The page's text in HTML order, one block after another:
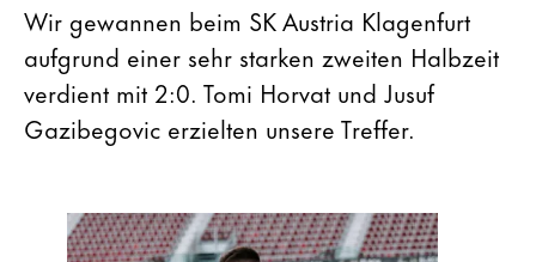
Wir gewannen beim SK Austria Klagenfurt
aufgrund einer sehr starken zweiten Halbzeit
verdient mit 2:0. Tomi Horvat und Jusuf
Gazibegovic erzielten unsere Treffer.